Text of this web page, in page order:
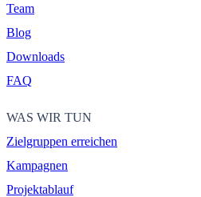
Team
Blog
Downloads
FAQ
WAS WIR TUN
Zielgruppen erreichen
Kampagnen
Projektablauf